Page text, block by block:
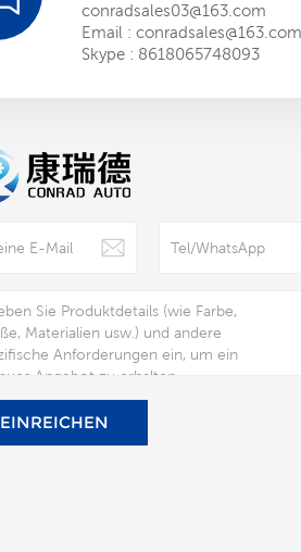
conradsales03@163.com
Email :
Skype : 8618065748093
EINREICHEN